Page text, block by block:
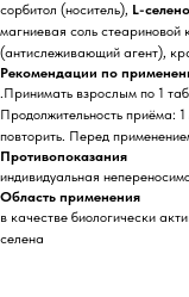
сорбитол (носитель), L-
магниевая соль стеариновой
(антислеживающий агент),
Рекомендации по
.Принимать взрослым по 1
Продолжительность приёма:
повторить. Перед
Противопоказания
индивидуальная
Область применения
в качестве биологически
селена